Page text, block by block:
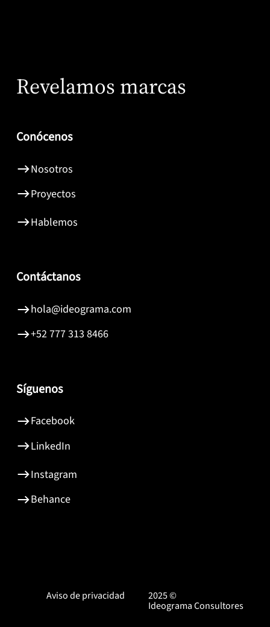
Aviso de privacidad 2025 ©
Ideograma Consultores
Síguenos
LinkedIn
Facebook
Instagram
Behance
Contáctanos
+52 777 313 8466
hola@ideograma.com
Conócenos
Nosotros
Proyectos
Hablemos
Revelamos marcas